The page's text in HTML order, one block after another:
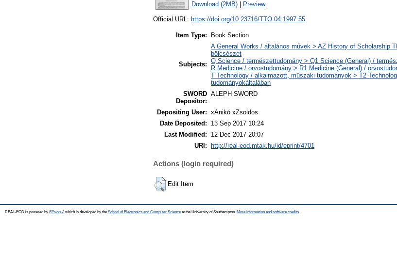
Download (2MB) Preview
Official URL: https://doi.org/10.23716/TTO.04.1997.55
Item Type: Book Section
Subjects:
A General Works / általános művek > AZ History of Scholarship
bölcsészet
Q Science / természettudomány > Q1 Science (General) /
R Medicine / orvostudomány > R1 Medicine (General) /
T Technology / alkalmazott, műszaki tudományok > T2
tudományokáltalában
SWORD
Depositor:
ALEPH SWORD
Depositing User: xAnikó xZsoldos
Date Deposited:
13 Sep 2017 10:24
Last Modified:
12 Dec 2017 20:07
URI:
http://real-eod.mtak.hu/id/eprint/4701
Actions (login required)
Edit Item
REAL-EOD is powered by EPrints 3which is developed by the School of Electronics and Computer Science at the University of Southampton. More information and software credits